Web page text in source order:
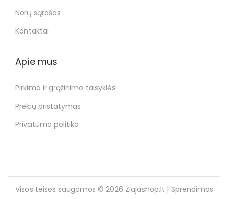
Norų sąrašas
Kontaktai
Apie mus
Pirkimo ir grąžinimo taisyklės
Prekių pristatymas
Privatumo politika
Visos teisės saugomos © 2026 Ziajashop.lt | Sprendimas